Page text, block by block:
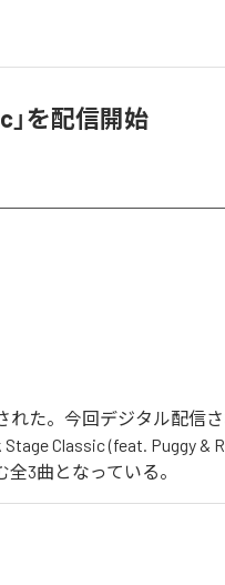
」を配信開始
れた。今回デジタル配信
Stage Classic (feat. Puggy &
全3曲となっている。